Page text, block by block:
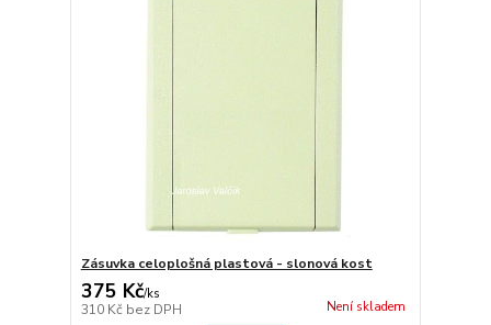
Zásuvka celoplošná plastová - slonová kost
375 Kč/ks
310 Kč bez DPH Není skladem